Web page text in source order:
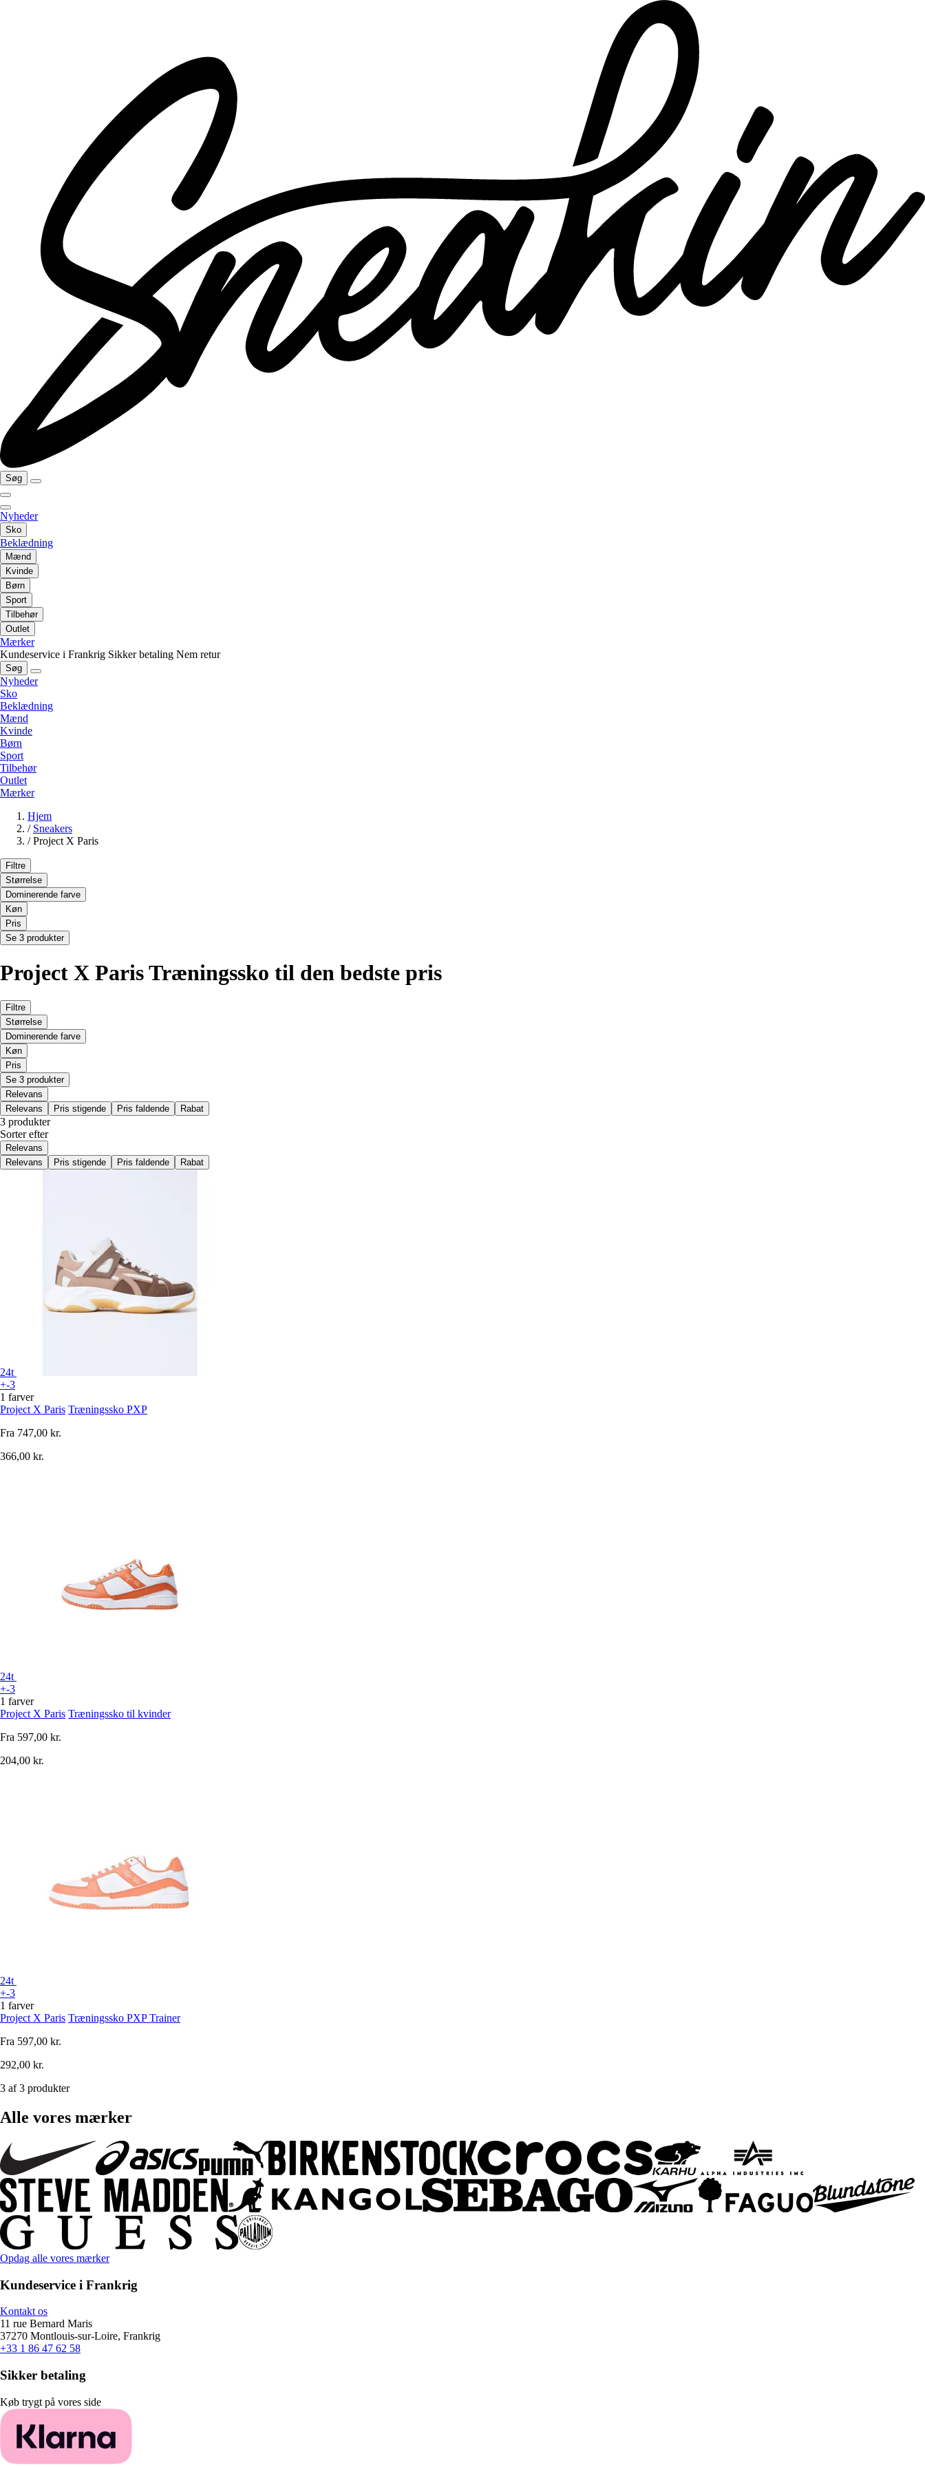
Søg
Nyheder
Sko
Beklædning
Mænd
Kvinde
Børn
Sport
Tilbehør
Outlet
Mærker
Kundeservice i Frankrig Sikker betaling Nem retur
Søg
Nyheder
Sko
Beklædning
Mænd
Kvinde
Børn
Sport
Tilbehør
Outlet
Mærker
Hjem
/ Sneakers
/ Project X Paris
Filtre
Størrelse
Dominerende farve
Køn
Pris
Se 3 produkter
Project X Paris Træningssko til den bedste pris
Filtre
Størrelse
Dominerende farve
Køn
Pris
Se 3 produkter
Relevans
Relevans
Pris stigende Pris faldende Rabat
3 produkter
Sorter efter
Relevans
Relevans
Pris stigende Pris faldende Rabat
24t
+-3
1 farver
Project X Paris Træningssko PXP
Fra 747,00 kr.
366,00 kr.
24t
+-3
1 farver
Project X Paris Træningssko til kvinder
Fra 597,00 kr.
204,00 kr.
24t
+-3
1 farver
Project X Paris Træningssko PXP Trainer
Fra 597,00 kr.
292,00 kr.
3 af 3 produkter
Alle vores mærker
Opdag alle vores mærker
Kundeservice i Frankrig
Kontakt os
11 rue Bernard Maris
37270 Montlouis-sur-Loire, Frankrig
+33 1 86 47 62 58
Sikker betaling
Køb trygt på vores side